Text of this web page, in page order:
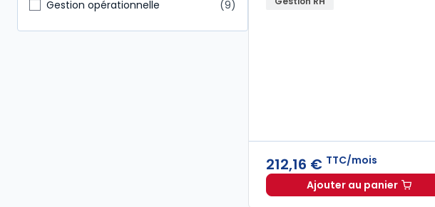
Notaire
3
Gestion opérationnelle 9
212,16 € TTC/mois
Ajouter au panier
Ruptures du